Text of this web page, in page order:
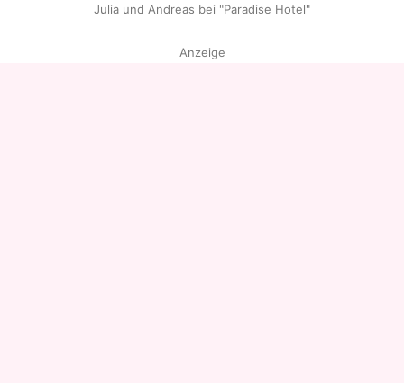
Julia und Andreas bei "Paradise Hotel"
Anzeige